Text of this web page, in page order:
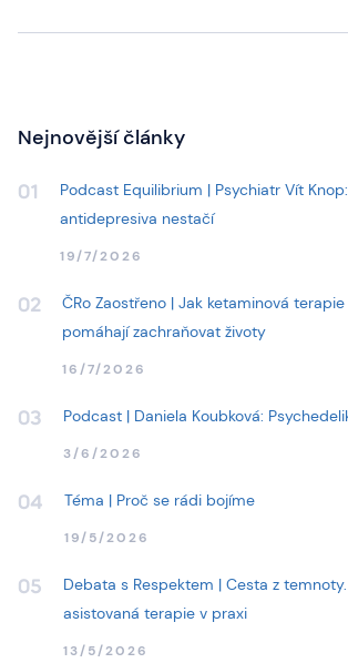
Nejnovější články
01
Podcast Equilibrium | Psychiatr Vít
antidepresiva nestačí
19/7/2026
02
ČRo Zaostřeno | Jak ketaminová
pomáhají zachraňovat životy
16/7/2026
03 Podcast | Daniela Koubková:
3/6/2026
04 Téma | Proč se rádi bojíme
19/5/2026
05
Debata s Respektem | Cesta z
asistovaná terapie v praxi
13/5/2026